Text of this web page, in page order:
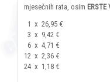
mjesečnih rata, osim ERSTE
1 x 26,95 €
3 x 9,42 €
6 x 4,71 €
12 x 2,36 €
24 x 1,18 €